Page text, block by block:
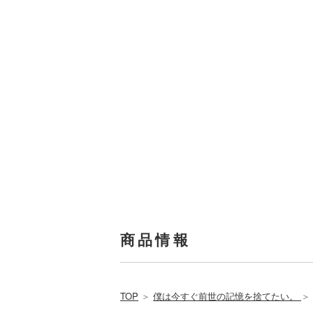
商品情報
TOP ＞ 僕は今すぐ前世の記憶を捨てたい。 ＞